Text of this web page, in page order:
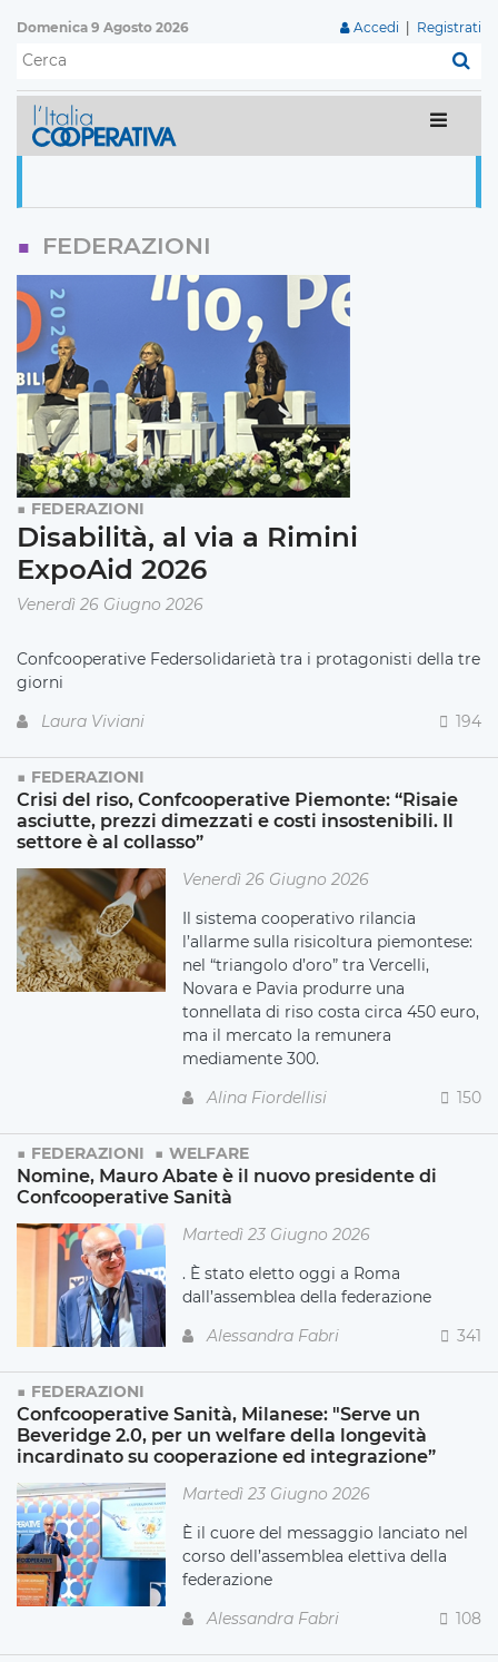
Domenica 9 Agosto 2026 Accedi Registrati
FEDERAZIONI
FEDERAZIONI
Disabilità, al via a Rimini
ExpoAid 2026
Venerdì 26 Giugno 2026
Confcooperative Federsolidarietà tra i protagonisti della tre
giorni
Laura Viviani
194
FEDERAZIONI
Crisi del riso, Confcooperative Piemonte: “Risaie
asciutte, prezzi dimezzati e costi insostenibili. Il
settore è al collasso”
Venerdì 26 Giugno 2026
Il sistema cooperativo rilancia
l’allarme sulla risicoltura piemontese:
nel “triangolo d’oro” tra Vercelli,
Novara e Pavia produrre una
tonnellata di riso costa circa 450 euro,
ma il mercato la remunera
mediamente 300.
Alina Fiordellisi
150
FEDERAZIONI WELFARE
Nomine, Mauro Abate è il nuovo presidente di
Confcooperative Sanità
Martedì 23 Giugno 2026
. È stato eletto oggi a Roma
dall’assemblea della federazione
Alessandra Fabri
341
FEDERAZIONI
Confcooperative Sanità, Milanese: "Serve un
Beveridge 2.0, per un welfare della longevità
incardinato su cooperazione ed integrazione”
Martedì 23 Giugno 2026
È il cuore del messaggio lanciato nel
corso dell’assemblea elettiva della
federazione
Alessandra Fabri
108